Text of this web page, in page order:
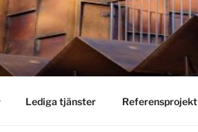
Lediga tjänster Referensprojekt